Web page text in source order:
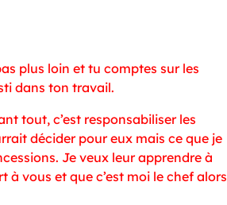
plus loin et tu comptes sur les
dans ton travail.
tout, c’est responsabiliser les
décider pour eux mais ce que je
Je veux leur apprendre à
à vous et que c’est moi le chef alors